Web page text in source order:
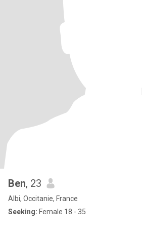
Ben, 23
Albi, Occitanie, France
Seeking: Female 18 - 35